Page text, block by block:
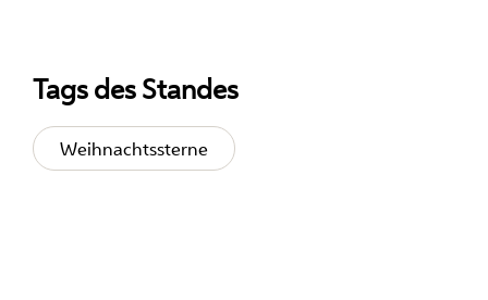
Tags des Standes
Weihnachtssterne